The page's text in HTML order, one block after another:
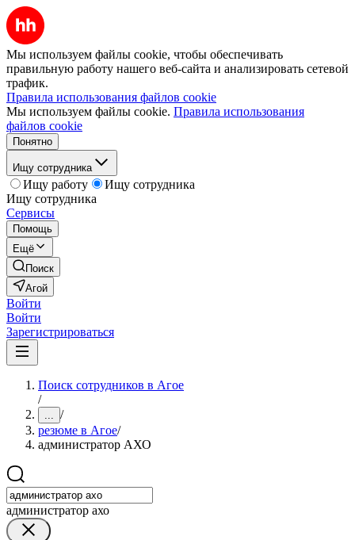
Мы используем файлы cookie, чтобы обеспечивать
правильную работу нашего веб-сайта и анализировать сетевой
трафик.
Правила использования файлов cookie
Мы используем файлы cookie. Правила использования
файлов cookie
Понятно
Ищу сотрудника
Ищу работу
Ищу сотрудника
Ищу сотрудника
Сервисы
Помощь
Ещё
Поиск
Агой
Войти
Войти
Зарегистрироваться
Поиск сотрудников в Агое
/
... /
резюме в Агое/
администратор АХО
администратор ахо